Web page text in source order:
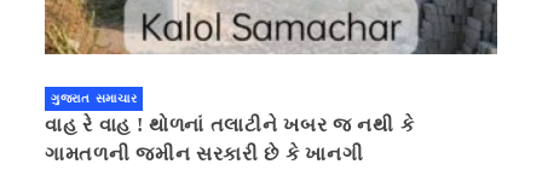
ગુજરાત સમાચાર
વાહ રે વાહ ! થોળનાં તલાટીને ખબર જ નથી કે
ગામતળની જમીન સરકારી છે કે ખાનગી